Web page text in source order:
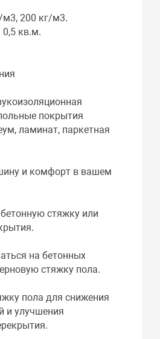
м3, 200 кг/м3.
кв.м.
покрытия
ламинат, паркетная
и комфорт в вашем
стяжку или
на бетонных
стяжку пола.
пола для снижения
и улучшения